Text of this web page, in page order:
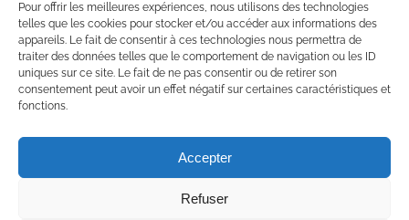
Pour offrir les meilleures expériences, nous utilisons des technologies
telles que les cookies pour stocker et/ou accéder aux informations des
appareils. Le fait de consentir à ces technologies nous permettra de
traiter des données telles que le comportement de navigation ou les ID
uniques sur ce site. Le fait de ne pas consentir ou de retirer son
consentement peut avoir un effet négatif sur certaines caractéristiques et
fonctions.
Accepter
Refuser
OpenStreetMap contributors.